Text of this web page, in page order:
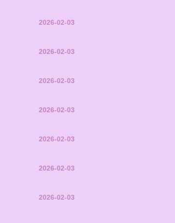
2026-02-03
2026-02-03
2026-02-03
2026-02-03
2026-02-03
2026-02-03
2026-02-03